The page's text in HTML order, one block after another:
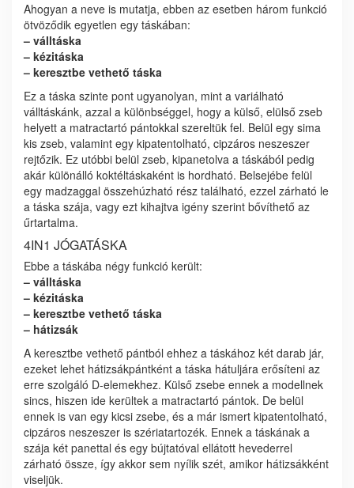
Ahogyan a neve is mutatja, ebben az esetben három funkció
ötvöződik egyetlen egy táskában:
– válltáska
– kézitáska
– keresztbe vethető táska
Ez a táska szinte pont ugyanolyan, mint a variálható
válltáskánk, azzal a különbséggel, hogy a külső, elülső zseb
helyett a matractartó pántokkal szereltük fel. Belül egy sima
kis zseb, valamint egy kipatentolható, cipzáros neszeszer
rejtőzik. Ez utóbbi belül zseb, kipanetolva a táskából pedig
akár különálló koktéltáskaként is hordható. Belsejébe felül
egy madzaggal összehúzható rész található, ezzel zárható le
a táska szája, vagy ezt kihajtva igény szerint bővíthető az
űrtartalma.
4IN1 JÓGATÁSKA
Ebbe a táskába négy funkció került:
– válltáska
– kézitáska
– keresztbe vethető táska
– hátizsák
A keresztbe vethető pántból ehhez a táskához két darab jár,
ezeket lehet hátizsákpántként a táska hátuljára erősíteni az
erre szolgáló D-elemekhez. Külső zsebe ennek a modellnek
sincs, hiszen ide kerültek a matractartó pántok. De belül
ennek is van egy kicsi zsebe, és a már ismert kipatentolható,
cipzáros neszeszer is szériatartozék. Ennek a táskának a
szája két panettal és egy bújtatóval ellátott hevederrel
zárható össze, így akkor sem nyílik szét, amikor hátizsákként
viseljük.